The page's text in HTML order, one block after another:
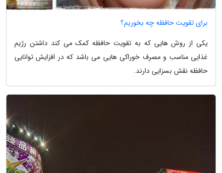
برای تقویت حافظه چه بخوریم؟
یکی از روش هایی که به تقویت حافظه کمک می کند داشتن رژیم
غذایی مناسب و مصرف خوراکی هایی می باشد که در افزایش توانایی
حافظه نقش بسزایی دارند.